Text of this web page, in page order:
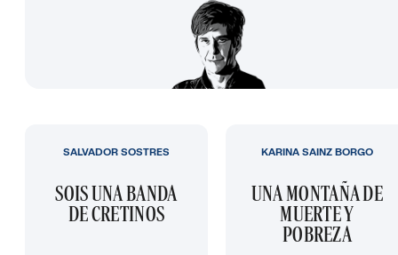
SOIS UNA BANDA
DE CRETINOS
SALVADOR SOSTRES
UNA MONTAÑA DE
MUERTE Y
POBREZA
KARINA SAINZ BORGO